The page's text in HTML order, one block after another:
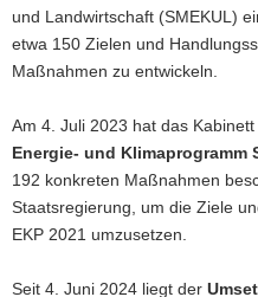
und Landwirtschaft (SMEKUL)
etwa 150 Zielen und
Maßnahmen zu entwickeln.
Am 4. Juli 2023 hat das Kabinett
Energie- und Klimaprogramm
192 konkreten Maßnahmen
Staatsregierung, um die Ziele
EKP 2021 umzusetzen.
Seit 4. Juni 2024 liegt der